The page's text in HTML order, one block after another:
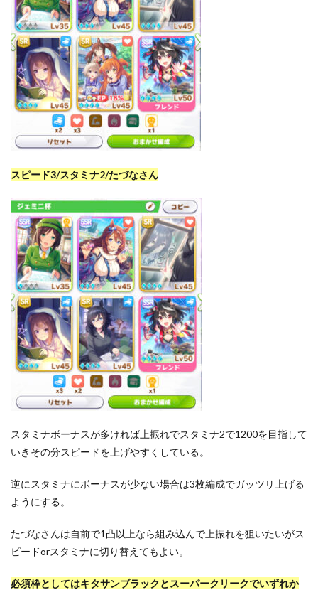
スピード3/スタミナ2/たづなさん
スタミナボーナスが多ければ上振れでスタミナ2で1200を目指して
いきその分スピードを上げやすくしている。
逆にスタミナにボーナスが少ない場合は3枚編成でガッツリ上げる
ようにする。
たづなさんは自前で1凸以上なら組み込んで上振れを狙いたいがス
ピードorスタミナに切り替えてもよい。
必須枠としてはキタサンブラックとスーパークリークでいずれか